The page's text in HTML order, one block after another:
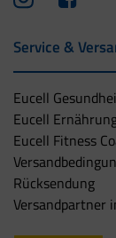
Service &
Eucell
Eucell
Eucell Fitness
Rücksendung
Versandpartner